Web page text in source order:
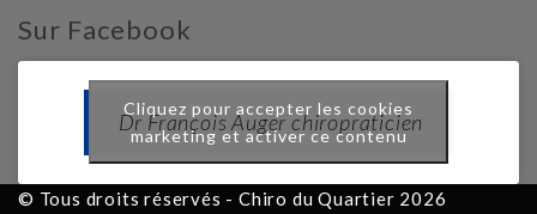
Sur Facebook
Dr François Auger chiropraticien
Cliquez pour accepter les cookies
marketing et activer ce contenu
© Tous droits réservés - Chiro du Quartier 2026